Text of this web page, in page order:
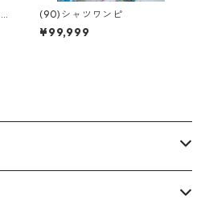
(90)シャツワンピ
¥99,999